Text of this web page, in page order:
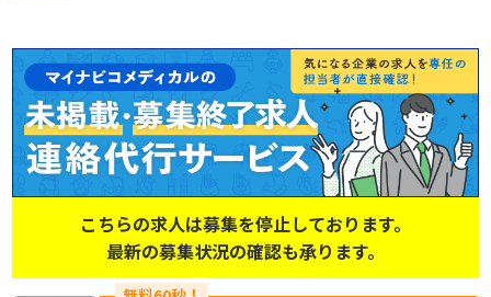
こちらの求人は募集を停止しております。
最新の募集状況の確認も承ります。